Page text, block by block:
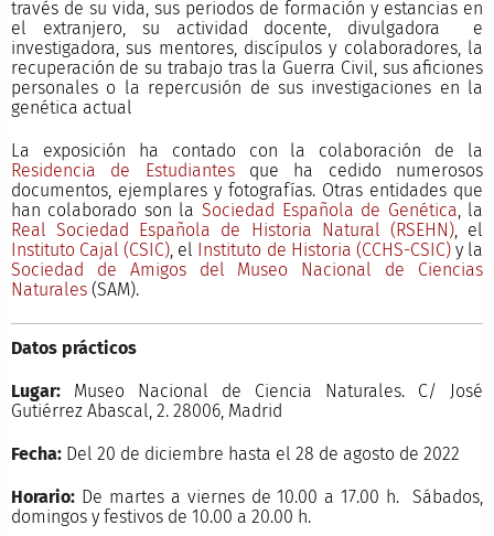
través de su vida, sus periodos de formación y estancias en
el extranjero, su actividad docente, divulgadora e
investigadora, sus mentores, discípulos y colaboradores, la
recuperación de su trabajo tras la Guerra Civil, sus aficiones
personales o la repercusión de sus investigaciones en la
genética actual
La exposición ha contado con la colaboración de la
Residencia de Estudiantesque ha cedido numerosos
documentos, ejemplares y fotografías. Otras entidades que
han colaborado son la Sociedad Española de Genética, la
Real Sociedad Española de Historia Natural (RSEHN), el
Instituto Cajal (CSIC), el Instituto de Historia (CCHS-CSIC)y la
Sociedad de Amigos del Museo Nacional de Ciencias
Naturales(SAM).
Datos prácticos
Lugar:Museo Nacional de Ciencia Naturales. C/ José
Gutiérrez Abascal, 2. 28006, Madrid
Fecha:Del 20 de diciembre hasta el 28 de agosto de 2022
Horario:De martes a viernes de 10.00 a 17.00 h. Sábados,
domingos y festivos de 10.00 a 20.00 h.